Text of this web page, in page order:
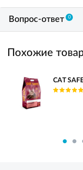
Вопрос-ответ 0
Похожие
CAT